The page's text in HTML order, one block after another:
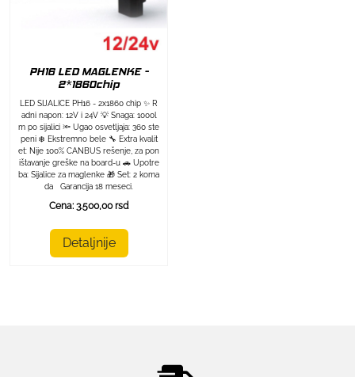
PH16 LED MAGLENKE -
2*1860chip
LED SIJALICE PH16 - 2x1860 chip ✨ R
adni napon: 12V i 24V 💡 Snaga: 1000l
m po sijalici 🔦 Ugao osvetljaja: 360 ste
peni ❄️ Ekstremno bele 🔧 Extra kvalit
et: Nije 100% CANBUS rešenje, za pon
ištavanje greške na board-u 🚗 Upotre
ba: Sijalice za maglenke 🎁 Set: 2 koma
da Garancija 18 meseci.
Cena: 3.500,00 rsd
Detaljnije